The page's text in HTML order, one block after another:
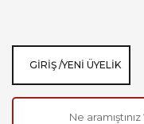
GIRIŞ /YENI ÜYELIK